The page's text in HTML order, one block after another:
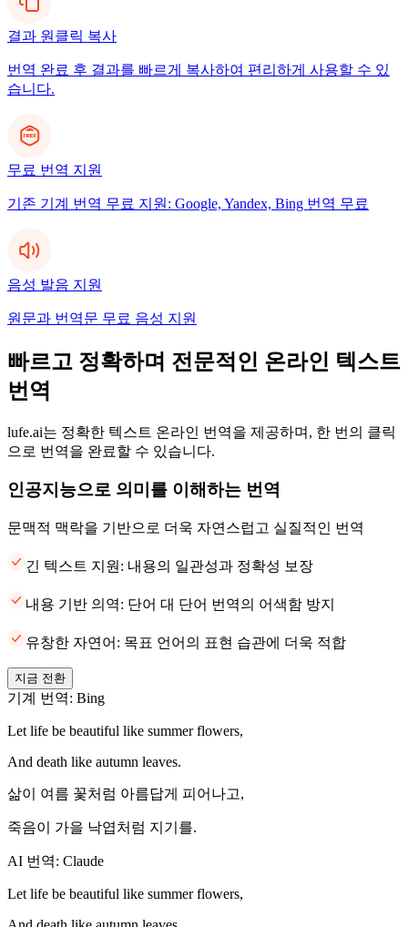
결과 원클릭 복사
번역 완료 후 결과를 빠르게 복사하여 편리하게 사용할 수 있
습니다.
무료 번역 지원
기존 기계 번역 무료 지원: Google, Yandex, Bing 번역 무료
음성 발음 지원
원문과 번역문 무료 음성 지원
빠르고 정확하며 전문적인 온라인 텍스트
번역
lufe.ai는 정확한 텍스트 온라인 번역을 제공하며, 한 번의 클릭
으로 번역을 완료할 수 있습니다.
인공지능으로 의미를 이해하는 번역
문맥적 맥락을 기반으로 더욱 자연스럽고 실질적인 번역
긴 텍스트 지원: 내용의 일관성과 정확성 보장
내용 기반 의역: 단어 대 단어 번역의 어색함 방지
유창한 자연어: 목표 언어의 표현 습관에 더욱 적합
지금 전환
기계 번역: Bing
Let life be beautiful like summer flowers,
And death like autumn leaves.
삶이 여름 꽃처럼 아름답게 피어나고,
죽음이 가을 낙엽처럼 지기를.
AI 번역: Claude
Let life be beautiful like summer flowers,